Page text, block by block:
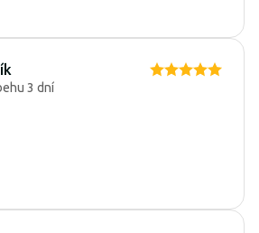
3 dní